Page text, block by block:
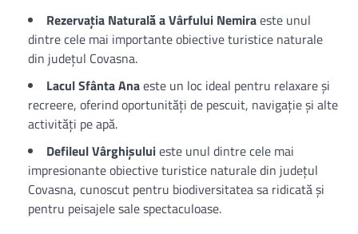
Rezervația Naturală a Vârfului Nemiraeste unul
dintre cele mai importante obiective turistice naturale
din județul Covasna.
Lacul Sfânta Anaeste un loc ideal pentru relaxare și
recreere, oferind oportunități de pescuit, navigație și alte
activități pe apă.
Defileul Vârghișuluieste unul dintre cele mai
impresionante obiective turistice naturale din județul
Covasna, cunoscut pentru biodiversitatea sa ridicată și
pentru peisajele sale spectaculoase.